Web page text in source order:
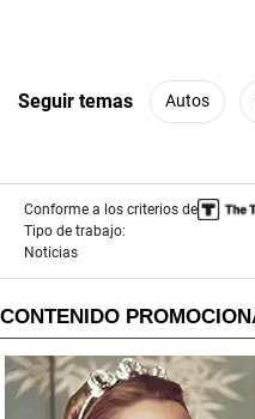
Seguir temas Autos
Conforme a los criterios de
Tipo de trabajo:
Noticias